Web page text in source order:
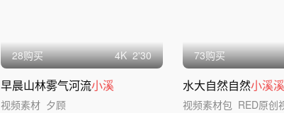
小溪
28购买 4K 2'30
早晨山林雾气河流小溪
视频素材 夕顾
73购买
水大自然自然小溪溪
视频素材包 RED原创